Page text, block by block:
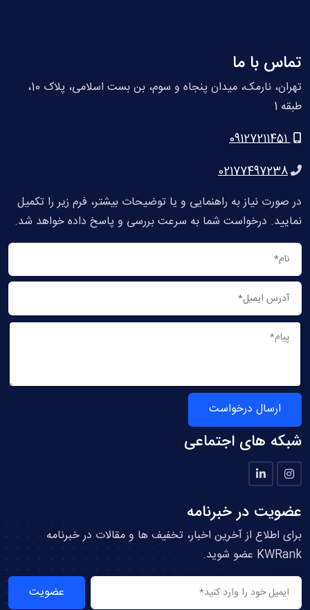
تماس با ما
تهران، نارمک، میدان پنجاه و سوم، بن بست اسلامی، پلاک 10،
طبقه 1
09127211451
02177497238
در صورت نیاز به راهنمایی و یا توضیحات بیشتر، فرم زیر را تکمیل
نمایید. درخواست شما به سرعت بررسی و پاسخ داده خواهد شد.
ارسال درخواست
شبکه های اجتماعی
عضویت در خبرنامه
برای اطلاع از آخرین اخبار، تخفیف ها و مقالات در خبرنامه
KWRank عضو شوید.
عضویت